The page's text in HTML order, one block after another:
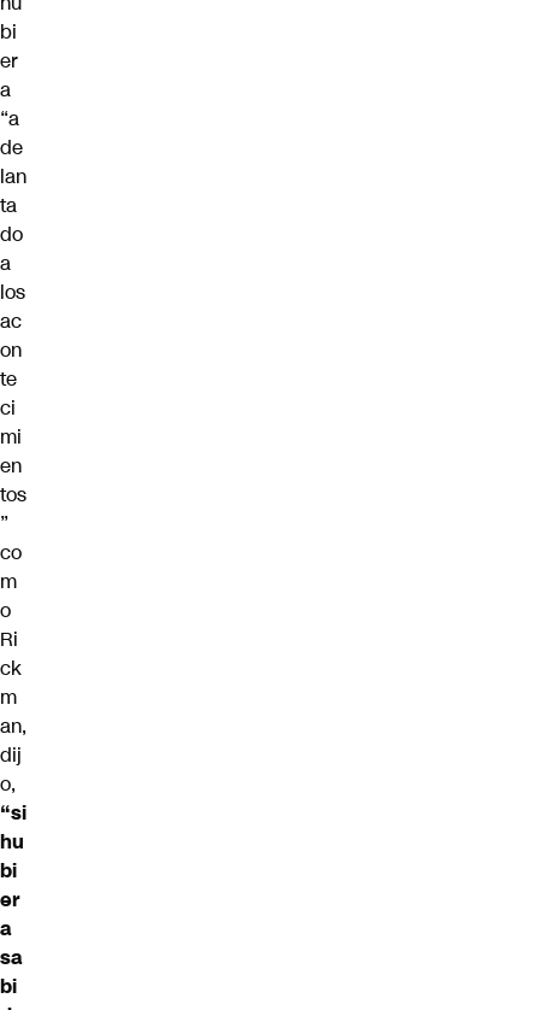
bi
er
a
“a
de
lan
ta
do
a
los
ac
on
te
ci
mi
en
tos
”
co
m
o
Ri
ck
m
an,
dij
o,
“si
hu
bi
er
a
sa
bi